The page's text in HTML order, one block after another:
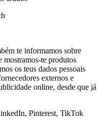
te informamos sobre
mostramos-te produtos
os teus dados pessoais
externos e
online, desde que já
Pinterest, TikTok